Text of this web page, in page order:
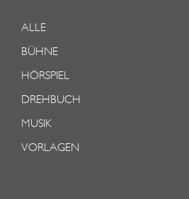
ALLE
BÜHNE
HÖRSPIEL
DREHBUCH
MUSIK
VORLAGEN